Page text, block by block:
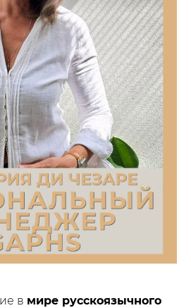
в мире русскоязычного